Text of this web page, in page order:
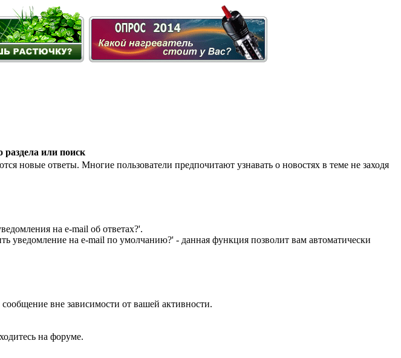
или поиск
новые ответы. Многие пользователи предпочитают узнавать о новостях в теме не заходя
на е-mail об ответах?'.
на е-mail по умолчанию?' - данная функция позволит вам автоматически
вне зависимости от вашей активности.
на форуме.